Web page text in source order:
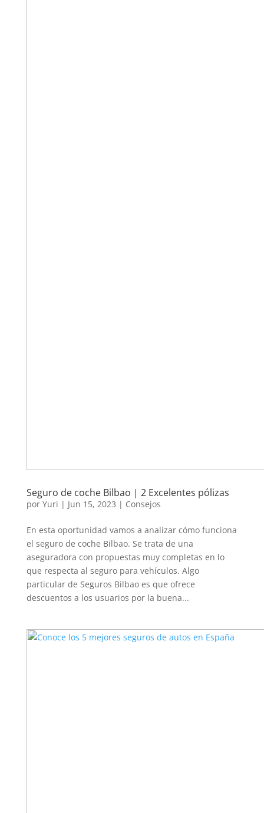
Seguro de coche Bilbao | 2 Excelentes pólizas
por Yuri | Jun 15, 2023 | Consejos
En esta oportunidad vamos a analizar cómo funciona
el seguro de coche Bilbao. Se trata de una
aseguradora con propuestas muy completas en lo
que respecta al seguro para vehículos. Algo
particular de Seguros Bilbao es que ofrece
descuentos a los usuarios por la buena...